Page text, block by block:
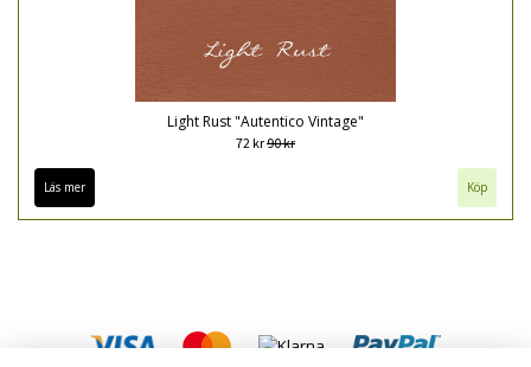
Light Rust "Autentico Vintage"
72 kr90 kr
Läs mer Köp